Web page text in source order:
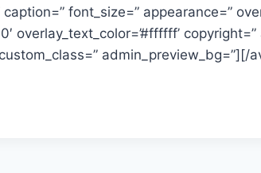
font_size=” appearance=”
overlay_text_color=’#ffffff’
admin_preview_bg=”][/